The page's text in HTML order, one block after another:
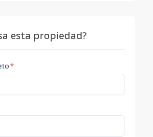
esta propiedad?
*